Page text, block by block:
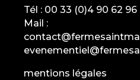
Tél : 00 33 (0)4 90 62 96
Mail :
mentions légales